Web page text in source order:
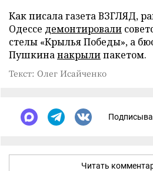
Как писала газета ВЗГЛЯД,
Одессе демонтировали
стелы «Крылья Победы», а
Пушкинанакрылипакетом.
Текст: Олег Исайченко
Читать